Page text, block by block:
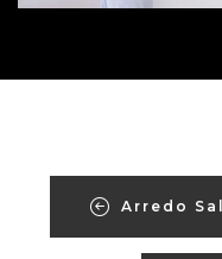
Arredo